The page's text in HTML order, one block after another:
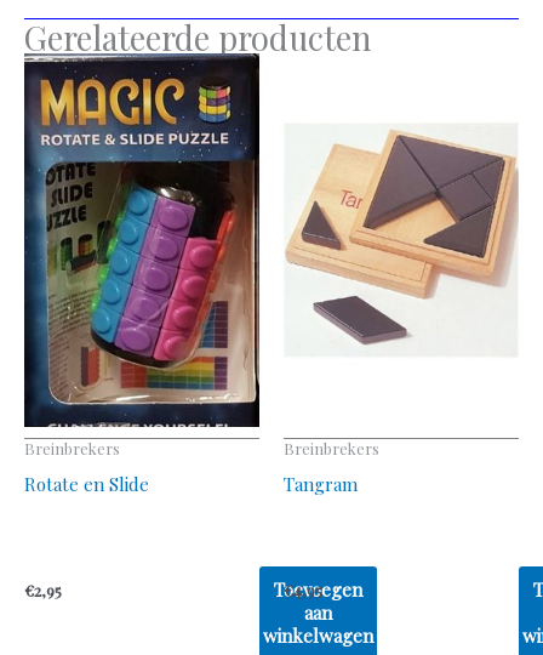
Gerelateerde producten
Breinbrekers
Rotate en Slide
€2,95
Toevoegen
aan
winkelwagen
Breinbrekers
Tangram
€4,95